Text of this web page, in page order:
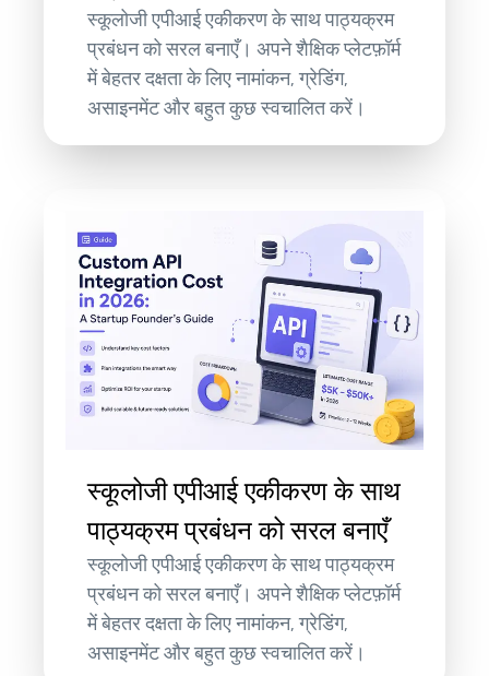
स्कूलोजी एपीआई एकीकरण के साथ पाठ्यक्रम
प्रबंधन को सरल बनाएँ। अपने शैक्षिक प्लेटफ़ॉर्म
में बेहतर दक्षता के लिए नामांकन, ग्रेडिंग,
असाइनमेंट और बहुत कुछ स्वचालित करें।
स्कूलोजी एपीआई एकीकरण के साथ
पाठ्यक्रम प्रबंधन को सरल बनाएँ
स्कूलोजी एपीआई एकीकरण के साथ पाठ्यक्रम
प्रबंधन को सरल बनाएँ। अपने शैक्षिक प्लेटफ़ॉर्म
में बेहतर दक्षता के लिए नामांकन, ग्रेडिंग,
असाइनमेंट और बहुत कुछ स्वचालित करें।